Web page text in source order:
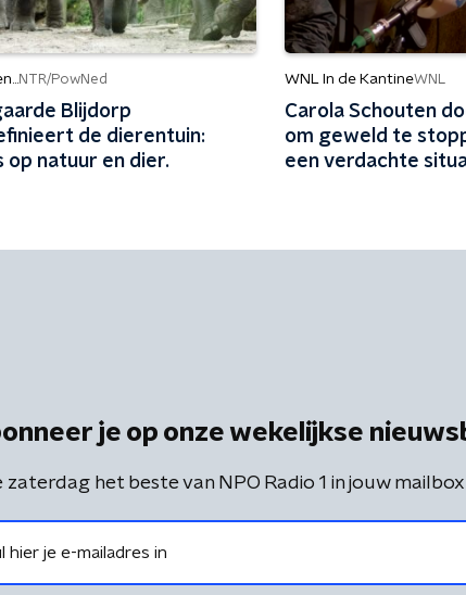
NTR/PowNed
Blijdorp
de dierentuin:
op natuur en dier.
WNL In de KantineWNL
Carola Schouten
om geweld te
een verdachte
je op onze wekelijkse
zaterdag het beste van NPO Radio 1 in jouw mailbox